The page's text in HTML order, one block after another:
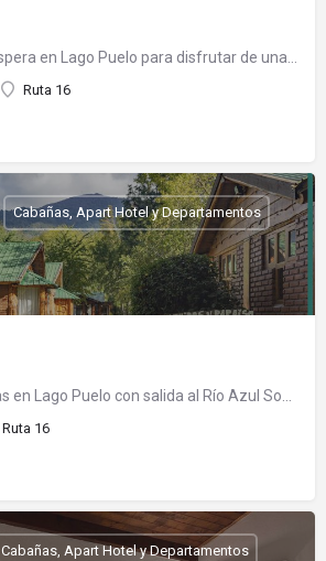
Ruta 16
Ruta 16
Cabañas, Apart Hotel y Departamentos
Cabañas, Apart Hotel y Departamentos